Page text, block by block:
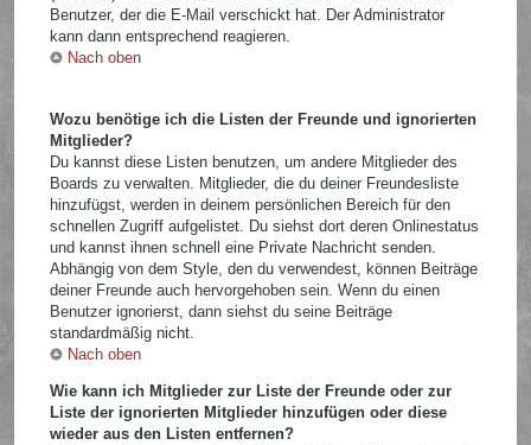
Benutzer, der die E-Mail verschickt hat. Der Administrator
kann dann entsprechend reagieren.
Nach oben
Wozu benötige ich die Listen der Freunde und ignorierten
Mitglieder?
Du kannst diese Listen benutzen, um andere Mitglieder des
Boards zu verwalten. Mitglieder, die du deiner Freundesliste
hinzufügst, werden in deinem persönlichen Bereich für den
schnellen Zugriff aufgelistet. Du siehst dort deren Onlinestatus
und kannst ihnen schnell eine Private Nachricht senden.
Abhängig von dem Style, den du verwendest, können Beiträge
deiner Freunde auch hervorgehoben sein. Wenn du einen
Benutzer ignorierst, dann siehst du seine Beiträge
standardmäßig nicht.
Nach oben
Wie kann ich Mitglieder zur Liste der Freunde oder zur
Liste der ignorierten Mitglieder hinzufügen oder diese
wieder aus den Listen entfernen?